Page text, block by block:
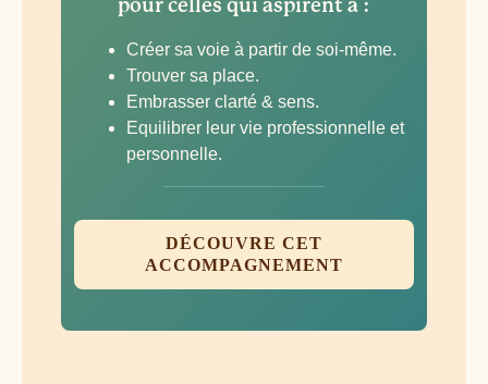
pour celles qui aspirent à :
Créer sa voie à partir de soi-même.
Trouver sa place.
Embrasser clarté & sens.
Equilibrer leur vie professionnelle et
personnelle.
DÉCOUVRE CET
ACCOMPAGNEMENT